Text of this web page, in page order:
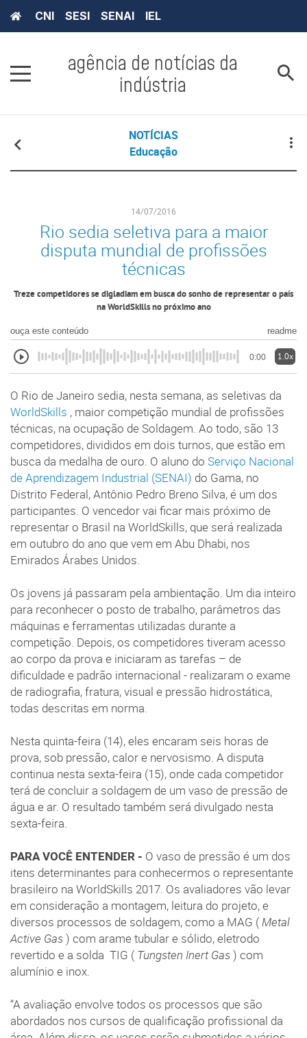
CNI SESI SENAI IEL
agência de notícias da
indústria
NOTÍCIAS
Educação
14/07/2016
Rio sedia seletiva para a maior
disputa mundial de profissões
técnicas
Treze competidores se digladiam em busca do sonho de representar o país
na WorldSkills no próximo ano
ouça este conteúdo readme
0:00 1.0x
O Rio de Janeiro sedia, nesta semana, as seletivas da
WorldSkills , maior competição mundial de profissões
técnicas, na ocupação de Soldagem. Ao todo, são 13
competidores, divididos em dois turnos, que estão em
busca da medalha de ouro. O aluno do Serviço Nacional
de Aprendizagem Industrial (SENAI) do Gama, no
Distrito Federal, Antônio Pedro Breno Silva, é um dos
participantes. O vencedor vai ficar mais próximo de
representar o Brasil na WorldSkills, que será realizada
em outubro do ano que vem em Abu Dhabi, nos
Emirados Árabes Unidos.
Os jovens já passaram pela ambientação. Um dia inteiro
para reconhecer o posto de trabalho, parâmetros das
máquinas e ferramentas utilizadas durante a
competição. Depois, os competidores tiveram acesso
ao corpo da prova e iniciaram as tarefas – de
dificuldade e padrão internacional - realizaram o exame
de radiografia, fratura, visual e pressão hidrostática,
todas descritas em norma.
Nesta quinta-feira (14), eles encaram seis horas de
prova, sob pressão, calor e nervosismo. A disputa
continua nesta sexta-feira (15), onde cada competidor
terá de concluir a soldagem de um vaso de pressão de
água e ar. O resultado também será divulgado nesta
sexta-feira.
PARA VOCÊ ENTENDER - O vaso de pressão é um dos
itens determinantes para conhecermos o representante
brasileiro na WorldSkills 2017. Os avaliadores vão levar
em consideração a montagem, leitura do projeto, e
diversos processos de soldagem, como a MAG (Metal
Active Gas) com arame tubular e sólido, eletrodo
revertido e a solda TIG ( Tungsten Inert Gas) com
alumínio e inox.
“A avaliação envolve todos os processos que são
abordados nos cursos de qualificação profissional da